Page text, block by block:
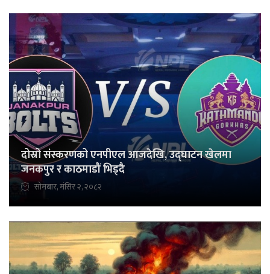
दोस्रो संस्करणको एनपीएल आजदेखि, उद्घाटन खेलमा
जनकपुर र काठमाडौं भिड्दै
सोमबार, मंसिर २, २०८२